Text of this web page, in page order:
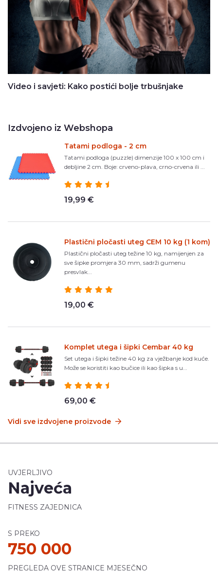
Video i savjeti: Kako postići bolje trbušnjake
Izdvojeno iz Webshopa
Tatami podloga - 2 cm
Tatami podloga (puzzle) dimenzije 100 x 100 cm i
debljine 2 cm. Boje: crveno-plava, crno-crvena ili ...
19,99 €
Plastični pločasti uteg CEM 10 kg (1 kom)
Plastični pločasti uteg težine 10 kg, namijenjen za
sve šipke promjera 30 mm, sadrži gumenu
presvlak...
19,00 €
Komplet utega i šipki Cembar 40 kg
Set utega i šipki težine 40 kg za vježbanje kod kuće.
Može se koristiti kao bučice ili kao šipka s u...
69,00 €
Vidi sve izdvojene proizvode
UVJERLJIVO
Najveća
FITNESS ZAJEDNICA
S PREKO
750 000
PREGLEDA OVE STRANICE MJESEČNO